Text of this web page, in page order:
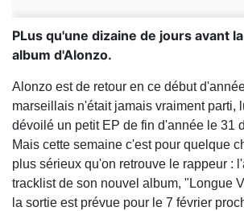
PLus qu'une dizaine de jours avant
album d'Alonzo.
Alonzo est de retour en ce début
marseillais n'était jamais vraiment parti,
dévoilé un petit EP de fin d'année le 31
Mais cette semaine c'est pour quelque
plus sérieux qu'on retrouve le rappeur :
tracklist de son nouvel album, "Longue
la sortie est prévue pour le 7 février